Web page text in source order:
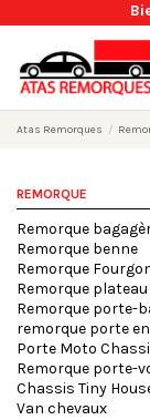
Atas Remorques
REMORQUE
Remorque
Remorque benne
Remorque
Remorque plateau
Remorque porte-
remorque porte
Porte Moto
Remorque porte-
Chassis Tiny
Van chevaux